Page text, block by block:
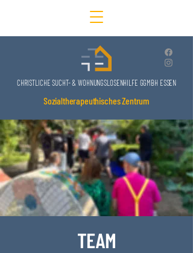
CHRISTLICHE SUCHT- & WOHNUNGSLOSENHILFE GGMBH ESSEN
Sozialtherapeuthisches Zentrum
TEAM